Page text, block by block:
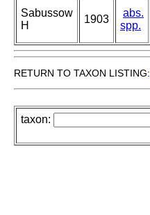
Sabussow
H
1903
abs.
spp.
RETURN TO TAXON LISTING:
taxon: